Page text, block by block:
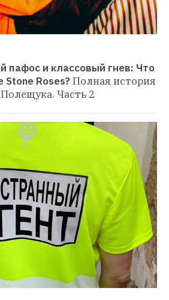
пафос и классовый гнев: Что
Stone Roses?Полная история
Часть 2